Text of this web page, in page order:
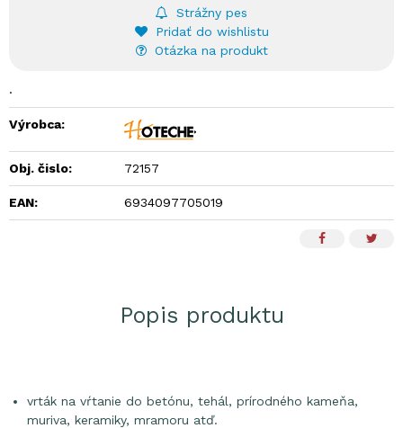
Strážny pes
Pridať do wishlistu
Otázka na produkt
.
Výrobca:
Obj. čislo: 72157
EAN: 6934097705019
Popis produktu
vrták na vŕtanie do betónu, tehál, prírodného kameňa,
muriva, keramiky, mramoru atď.